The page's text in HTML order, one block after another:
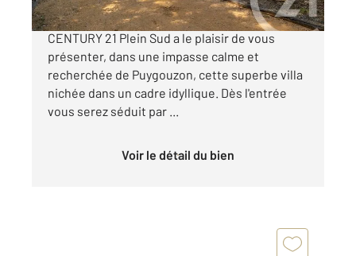
Bien rare sur le secteur ! Votre agence
CENTURY 21 Plein Sud a le plaisir de vous
présenter, dans une impasse calme et
recherchée de Puygouzon, cette superbe villa
nichée dans un cadre idyllique. Dès l'entrée
vous serez séduit par ...
Voir le détail du bien